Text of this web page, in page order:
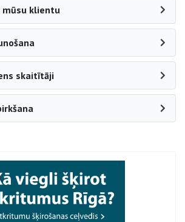
klientu
skaitītāji